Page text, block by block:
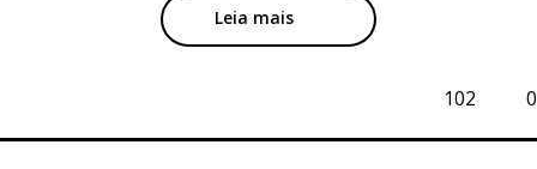
Leia mais
0
102